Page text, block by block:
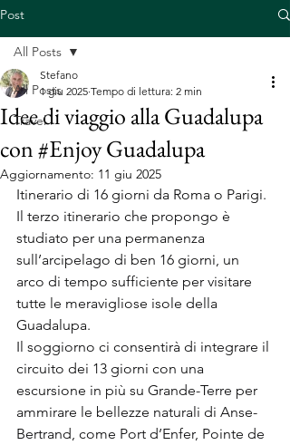
Post
All Posts
Travel
All Posts
Idee di viaggio alla Guadalupa
con #Enjoy Guadalupa
Stefano
1 giu 2025 Tempo di lettura: 2 min
Aggiornamento: 11 giu 2025
Itinerario di 16 giorni da Roma o Parigi.
Il terzo itinerario che propongo è
studiato per una permanenza
sull’arcipelago di ben 16 giorni, un
arco di tempo sufficiente per visitare
tutte le meravigliose isole della
Guadalupa.
Il soggiorno ci consentirà di integrare il
circuito dei 13 giorni con una
escursione in più su Grande-Terre per
ammirare le bellezze naturali di Anse-
Bertrand, come Port d’Enfer, Pointe de